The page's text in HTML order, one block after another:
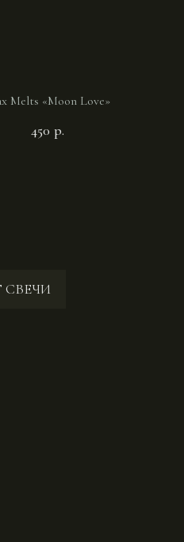
Melts «Moon Love»
450 р.
СВЕЧИ